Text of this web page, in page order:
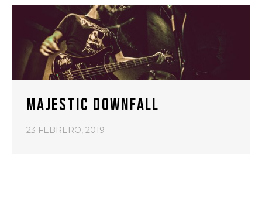
MAJESTIC DOWNFALL
23 FEBRERO, 2019